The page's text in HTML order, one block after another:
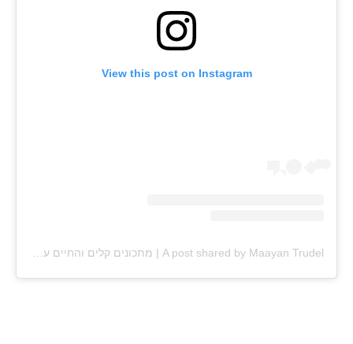
View this post on Instagram